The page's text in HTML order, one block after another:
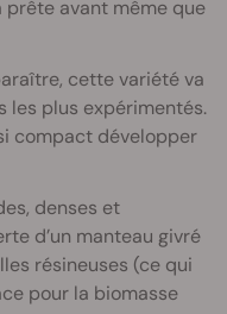
prête avant même que
cette variété va
les plus expérimentés.
compact développer
denses et
d’un manteau givré
résineuses (ce qui
pour la biomasse